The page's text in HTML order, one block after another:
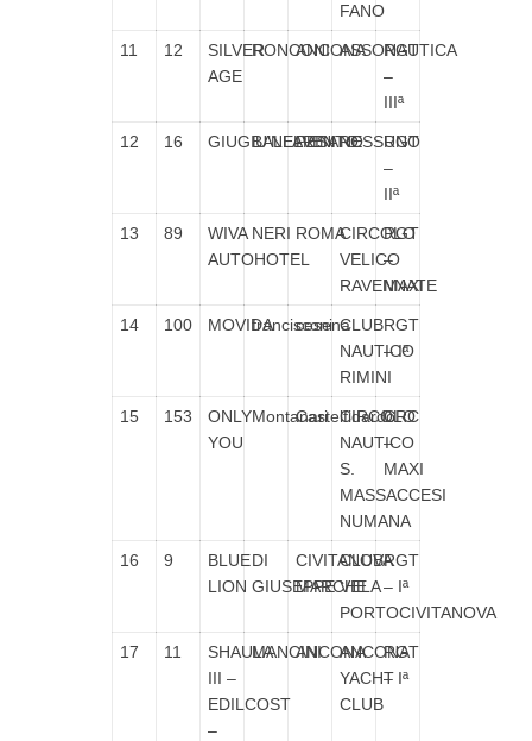
FANO
11 12
SILVER
AGE
RONCONIANCONAASSONAUTICA
RGT
–
IIIª
12 16 GIUGIU’NELVENTO
BALLARINI
PESARONESSUNO
RGT
–
IIª
13 89
WIVA
AUTOHOTEL
NERI ROMACIRCOLO
VELICO
RAVENNATE
RGT
–
MAXI
14 100 MOVIDAfrancisconi
cesenaCLUB
NAUTICO
RIMINI
RGT
– Iª
15 153
ONLY
YOU
MontanariCastelfidardo
CIRCOLO
NAUTICO
S.
MASSACCESI
NUMANA
CRC
–
MAXI
16 9
BLUE
LION
DI
GIUSEPPE
CIVITANOVA
MARCHE
CLUB
VELA
PORTOCIVITANOVA
RGT
– Iª
17 11
SHAULA
III –
EDILCOST
–
MANCINIANCONAANCONA
YACHT
CLUB
RGT
– Iª